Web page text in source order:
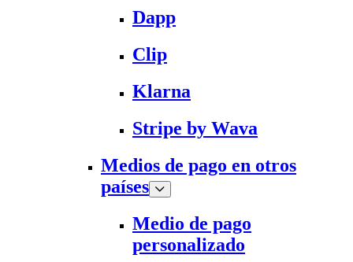
Dapp
Clip
Klarna
Stripe by Wava
Medios de pago en otros
países
Medio de pago
personalizado